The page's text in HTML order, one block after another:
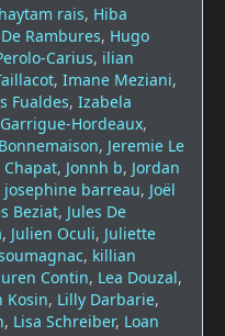
haytam rais, Hiba
Rambures, Hugo
Carius, ilian
, Imane Meziani,
Fualdes, Izabela
Garrigue-Hordeaux,
, Jeremie Le
Chapat, Jonnh b, Jordan
josephine barreau, Joël
Beziat, Jules De
, Julien Oculi, Juliette
, killian
Contin, Lea Douzal,
Kosin, Lilly Darbarie,
, Lisa Schreiber, Loan